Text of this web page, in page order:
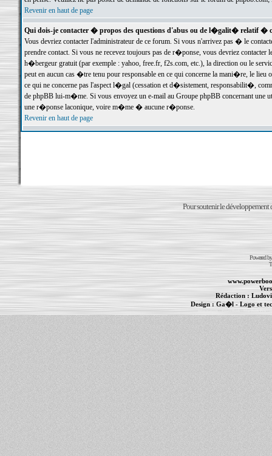
Revenir en haut de page
Qui dois-je contacter � propos des questions d'abus ou de l�galit� relatif �
Vous devriez contacter l'administrateur de ce forum. Si vous n'arrivez pas � le
prendre contact. Si vous ne recevez toujours pas de r�ponse, vous devriez
h�bergeur gratuit (par exemple : yahoo, free.fr, f2s.com, etc.), la direction ou le
peut en aucun cas �tre tenu pour responsable en ce qui concerne la mani�re, le
ce qui ne concerne pas l'aspect l�gal (cessation et d�sistement, responsabilit�,
de phpBB lui-m�me. Si vous envoyez un e-mail au Groupe phpBB concernant une
une r�ponse laconique, voire m�me � aucune r�ponse.
Revenir en haut de page
Pour soutenir le développement
Powered
Rédaction :
Design :Ga�l- Logo et
Informations :